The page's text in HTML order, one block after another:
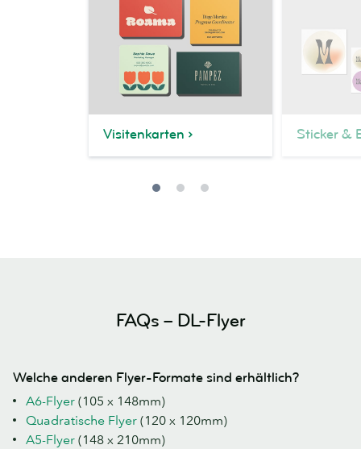
Visitenkarten Sticker &
FAQs – DL-Flyer
Welche anderen Flyer-Formate sind erhältlich?
A6-Flyer (105 x 148mm)
Quadratische Flyer (120 x 120mm)
A5-Flyer (148 x 210mm)